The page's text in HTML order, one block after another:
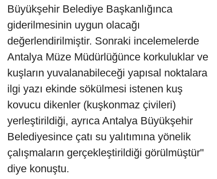
Büyükşehir Belediye Başkanlığınca
giderilmesinin uygun olacağı
değerlendirilmiştir. Sonraki incelemelerde
Antalya Müze Müdürlüğünce korkuluklar ve
kuşların yuvalanabileceği yapısal noktalara
ilgi yazı ekinde sökülmesi istenen kuş
kovucu dikenler (kuşkonmaz çivileri)
yerleştirildiği, ayrıca Antalya Büyükşehir
Belediyesince çatı su yalıtımına yönelik
çalışmaların gerçekleştirildiği görülmüştür"
diye konuştu.